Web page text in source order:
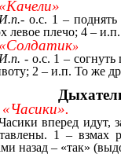
о.с. 1 –
левое плечо; 4 – и.п.
»
- о.с. 1 – согнуть
2 – и.п. То же
вперед идут,
1 – взмах
назад – «так»